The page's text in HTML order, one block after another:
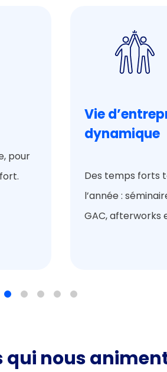
pour
Vie
dynamique
Des temps forts
l’année :
GAC, afterworks
qui nous